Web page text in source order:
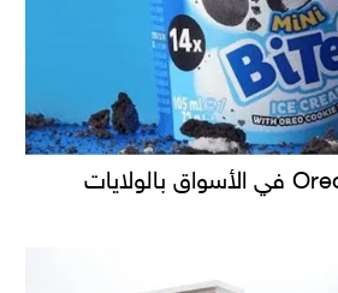
أوريو تُطلق Oreo Bites في الأسواق بالولايات